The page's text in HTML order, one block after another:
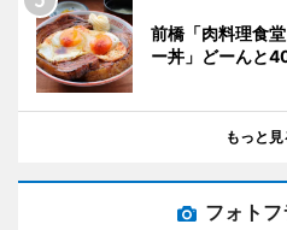
前橋「肉料理食
ー丼」どーんと
もっと見
フォト